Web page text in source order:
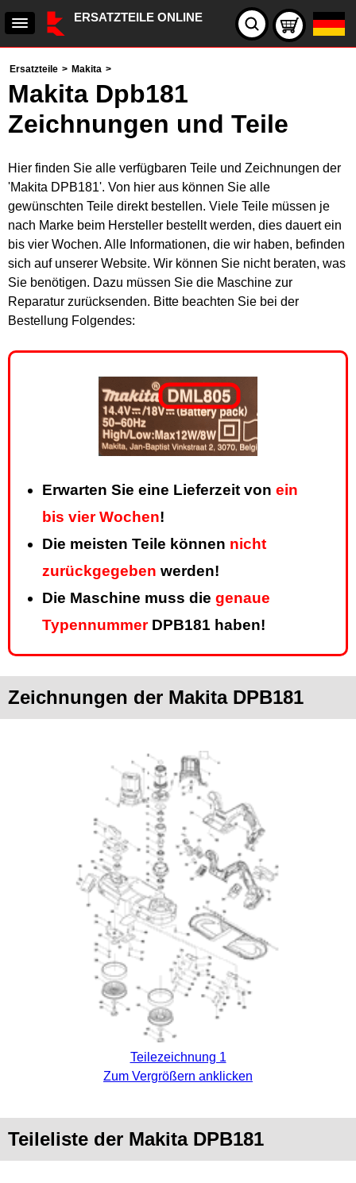
ERSATZTEILE ONLINE
Ersatzteile > Makita >
Makita Dpb181
Zeichnungen und Teile
Hier finden Sie alle verfügbaren Teile und Zeichnungen der
'Makita DPB181'. Von hier aus können Sie alle
gewünschten Teile direkt bestellen. Viele Teile müssen je
nach Marke beim Hersteller bestellt werden, dies dauert ein
bis vier Wochen. Alle Informationen, die wir haben, befinden
sich auf unserer Website. Wir können Sie nicht beraten, was
Sie benötigen. Dazu müssen Sie die Maschine zur
Reparatur zurücksenden. Bitte beachten Sie bei der
Bestellung Folgendes:
Erwarten Sie eine Lieferzeit von ein
bis vier Wochen!
Die meisten Teile können nicht
zurückgegeben werden!
Die Maschine muss die genaue
TypennummerDPB181 haben!
Zeichnungen der Makita DPB181
Teilezeichnung 1
Zum Vergrößern anklicken
Teileliste der Makita DPB181